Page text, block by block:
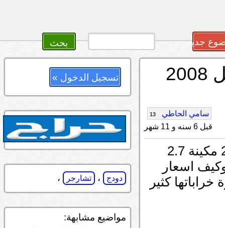
جديد
رأيكم في دودج تشارجر موديل 2008
سامي الحاطي 13
قبل 6 سنه و 11 شهر
ايش رأيكم في دودج تشارجر موديل 2008 مكينة 2.7
اسعار
كثير
تسجيل الدخول »
دودج ، تشارجر ،
مواضيع مشابهة: